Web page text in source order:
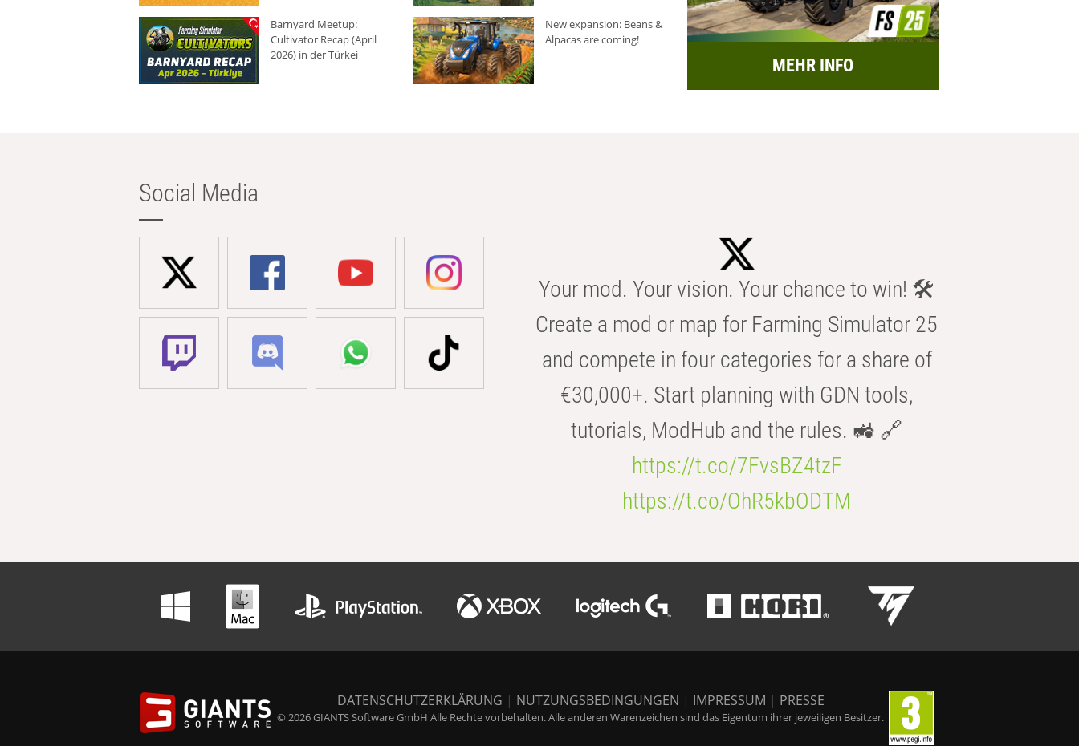
Barnyard Meetup:
Cultivator Recap (April
2026) in der Türkei
New expansion: Beans &
Alpacas are coming!
MEHR INFO
Social Media
Your mod. Your vision. Your chance to win! 🛠️
Create a mod or map for Farming Simulator 25
and compete in four categories for a share of
€30,000+. Start planning with GDN tools,
tutorials, ModHub and the rules. 🚜 🔗
https://t.co/7FvsBZ4tzF
https://t.co/OhR5kbODTM
DATENSCHUTZERKLÄRUNG | NUTZUNGSBEDINGUNGEN | IMPRESSUM | PRESSE
© 2026 GIANTS Software GmbH Alle Rechte vorbehalten. Alle anderen Warenzeichen sind das Eigentum ihrer jeweiligen Besitzer.